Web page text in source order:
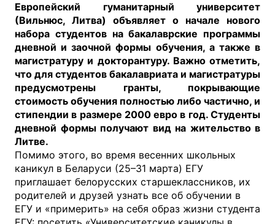
Европейский гуманитарный университет
(Вильнюс, Литва) объявляет о начале нового
набора студентов на бакалаврские программы
дневной и заочной формы обучения, а также в
магистратуру и докторантуру. Важно отметить,
что для студентов бакалавриата и магистратуры
предусмотрены гранты, покрывающие
стоимость обучения полностью либо частично, и
стипендии в размере 2000 евро в год. Студенты
дневной формы получают вид на жительство в
Литве.
Помимо этого, во время весенних школьных
каникул в Беларуси (25–31 марта) ЕГУ
приглашает белорусских старшеклассников, их
родителей и друзей узнать все об обучении в
ЕГУ и «примерить» на себя образ жизни студента